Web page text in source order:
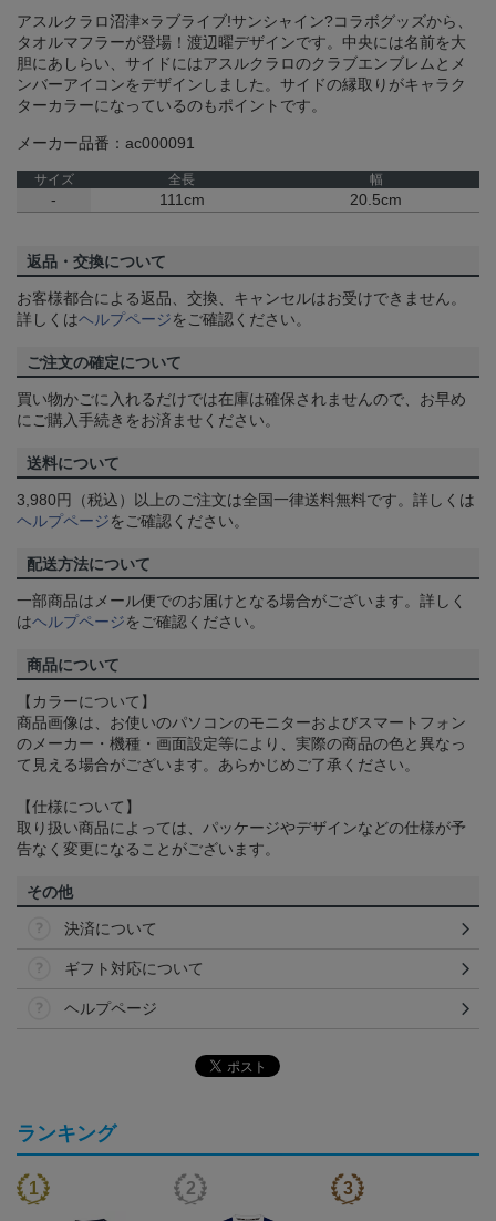
アスルクラロ沼津×ラブライブ!サンシャイン?コラボグッズから、
タオルマフラーが登場！渡辺曜デザインです。中央には名前を大
胆にあしらい、サイドにはアスルクラロのクラブエンブレムとメ
ンバーアイコンをデザインしました。サイドの縁取りがキャラク
ターカラーになっているのもポイントです。
メーカー品番：ac000091
サイズ 全長 幅
- 111cm 20.5cm
返品・交換について
お客様都合による返品、交換、キャンセルはお受けできません。
詳しくはヘルプページをご確認ください。
ご注文の確定について
買い物かごに入れるだけでは在庫は確保されませんので、お早め
にご購入手続きをお済ませください。
送料について
3,980円（税込）以上のご注文は全国一律送料無料です。詳しくは
ヘルプページをご確認ください。
配送方法について
一部商品はメール便でのお届けとなる場合がございます。詳しく
はヘルプページをご確認ください。
商品について
【カラーについて】
商品画像は、お使いのパソコンのモニターおよびスマートフォン
のメーカー・機種・画面設定等により、実際の商品の色と異なっ
て見える場合がございます。あらかじめご了承ください。
【仕様について】
取り扱い商品によっては、パッケージやデザインなどの仕様が予
告なく変更になることがございます。
その他
決済について
ギフト対応について
ヘルプページ
ランキング